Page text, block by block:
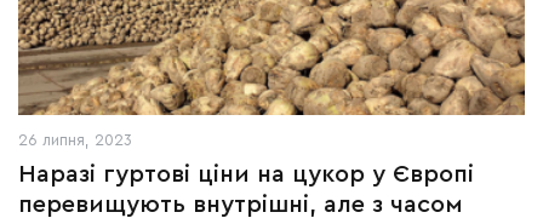
26 липня, 2023
Наразі гуртові ціни на цукор у Європі
перевищують внутрішні, але з часом